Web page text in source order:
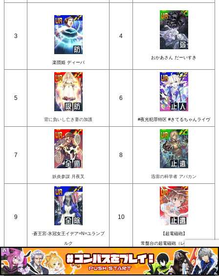
3
楽団姫 ディーバ
4
おかあさん だーいすき
5
背に負いし亡き妻の加護
6
#夜光犯罪特区 #きてるちゃんライヴ
7
妖炎参謀 月夜叉
8
迅雷の科学者 アバカン
9
-蒼王宮-氷冠女王イデア=N=ユランブ
ルク
10
【超電磁砲】
常盤台の超電磁砲（レールガン）
2024年5月シーズンデータ